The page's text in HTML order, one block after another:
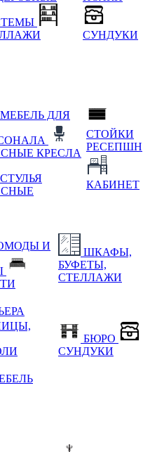
СУНДУКИ
МЕБЕЛЬ ДЛЯ
КРЕСЛА
СТУЛЬЯ
СТОЙКИ
РЕСЕПШН
КАБИНЕТ
И
ШКАФЫ,
БУФЕТЫ,
СТЕЛЛАЖИ
БЮРО
СУНДУКИ